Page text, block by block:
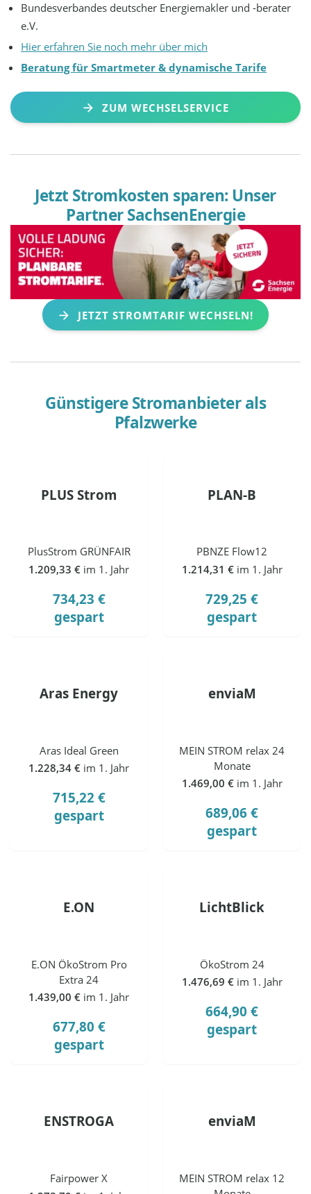
Bundesverbandes deutscher Energiemakler und -berater
e.V.
Hier erfahren Sie noch mehr über mich
Beratung für Smartmeter & dynamische Tarife
ZUM WECHSELSERVICE
Jetzt Stromkosten sparen: Unser
Partner SachsenEnergie
JETZT STROMTARIF WECHSELN!
Günstigere Stromanbieter als
Pfalzwerke
PLUS Strom
PlusStrom GRÜNFAIR
1.209,33 € im 1. Jahr
734,23 €
gespart
PLAN-B
PBNZE Flow12
1.214,31 € im 1. Jahr
729,25 €
gespart
Aras Energy
Aras Ideal Green
1.228,34 € im 1. Jahr
715,22 €
gespart
enviaM
MEIN STROM relax 24
Monate
1.469,00 € im 1. Jahr
689,06 €
gespart
E.ON
E.ON ÖkoStrom Pro
Extra 24
1.439,00 € im 1. Jahr
677,80 €
gespart
LichtBlick
ÖkoStrom 24
1.476,69 € im 1. Jahr
664,90 €
gespart
ENSTROGA
Fairpower X
enviaM
MEIN STROM relax 12